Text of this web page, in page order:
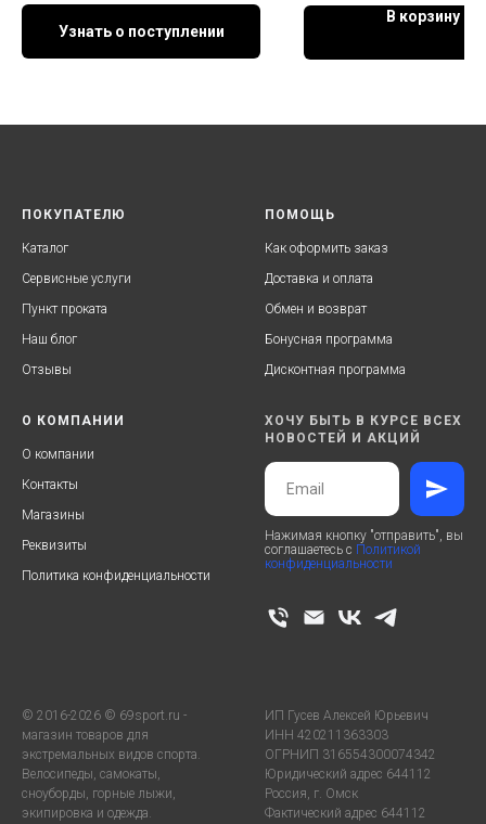
Узнать о поступлении
В корзину
ПОКУПАТЕЛЮ
Каталог
Сервисные услуги
Пункт проката
Наш блог
Отзывы
ПОМОЩЬ
Как оформить заказ
Доставка и оплата
Обмен и возврат
Бонусная программа
Дисконтная программа
О КОМПАНИИ
О компании
Контакты
Магазины
Реквизиты
Политика конфиденциальности
ХОЧУ БЫТЬ В КУРСЕ ВСЕХ
НОВОСТЕЙ И АКЦИЙ
Нажимая кнопку "отправить", вы
соглашаетесь с Политикой
конфиденциальности
© 2016-2026 © 69sport.ru -
магазин товаров для
экстремальных видов спорта.
Велосипеды, самокаты,
сноуборды, горные лыжи,
экипировка и одежда.
ИП Гусев Алексей Юрьевич
ИНН 420211363303
ОГРНИП 316554300074342
Юридический адрес 644112
Россия, г. Омск
Фактический адрес 644112